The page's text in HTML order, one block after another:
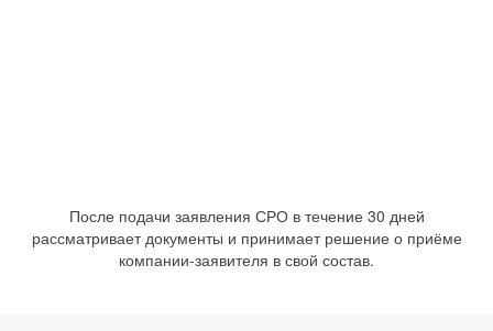
После подачи заявления СРО в течение 30 дней
рассматривает документы и принимает решение о приёме
компании-заявителя в свой состав.